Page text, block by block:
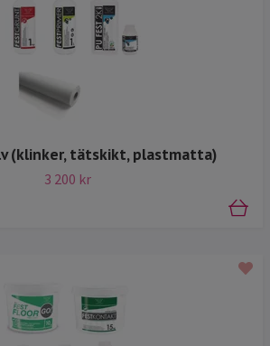
(klinker, tätskikt, plastmatta)
3 200 kr